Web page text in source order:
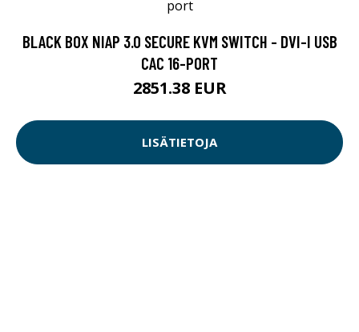
BLACK BOX NIAP 3.0 SECURE KVM SWITCH - DVI-I USB
CAC 16-PORT
2851.38 EUR
LISÄTIETOJA